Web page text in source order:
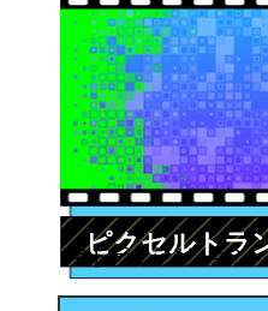
#トランジション
ピクセルトラ